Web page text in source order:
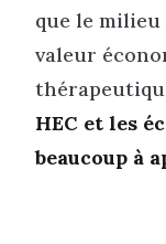
que le
valeur
HEC et les
beaucoup à